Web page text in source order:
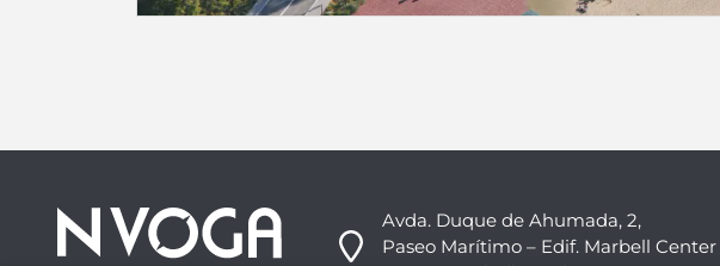
Avda. Duque de Ahumada, 2,
Paseo Marítimo – Edif. Marbell Center